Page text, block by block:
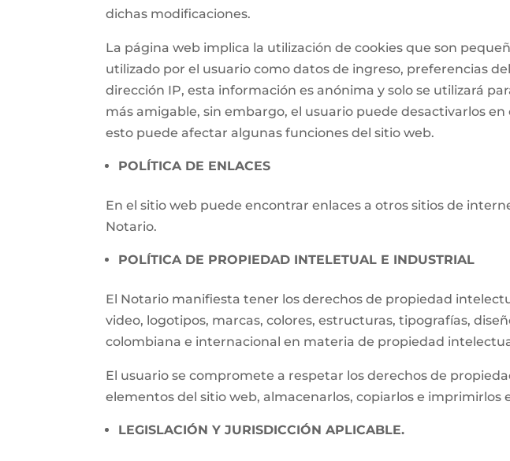
dichas modificaciones.
La página web implica la utilización de cookies que son
utilizado por el usuario como datos de ingreso, preferencias
dirección IP, esta información es anónima y solo se utilizará
más amigable, sin embargo, el usuario puede desactivarlos
esto puede afectar algunas funciones del sitio web.
POLÍTICA DE ENLACES
En el sitio web puede encontrar enlaces a otros sitios de
Notario.
POLÍTICA DE PROPIEDAD INTELETUAL E INDUSTRIAL
El Notario manifiesta tener los derechos de propiedad
video, logotipos, marcas, colores, estructuras, tipografías,
colombiana e internacional en materia de propiedad
El usuario se compromete a respetar los derechos de
elementos del sitio web, almacenarlos, copiarlos e imprimirlos
LEGISLACIÓN Y JURISDICCIÓN APLICABLE.